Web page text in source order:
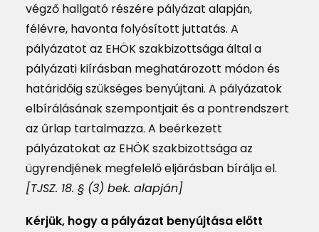
végző hallgató részére pályázat alapján,
félévre, havonta folyósított juttatás. A
pályázatot az EHÖK szakbizottsága által a
pályázati kiírásban meghatározott módon és
határidőig szükséges benyújtani. A pályázatok
elbírálásának szempontjait és a pontrendszert
az űrlap tartalmazza. A beérkezett
pályázatokat az EHÖK szakbizottsága az
ügyrendjének megfelelő eljárásban bírálja el.
[TJSZ. 18. § (3) bek. alapján]
Kérjük, hogy a pályázat benyújtása előtt